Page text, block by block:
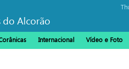
do Alcorão
Internacional Vídeo e Foto